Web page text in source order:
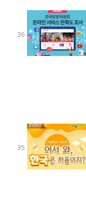
36
35